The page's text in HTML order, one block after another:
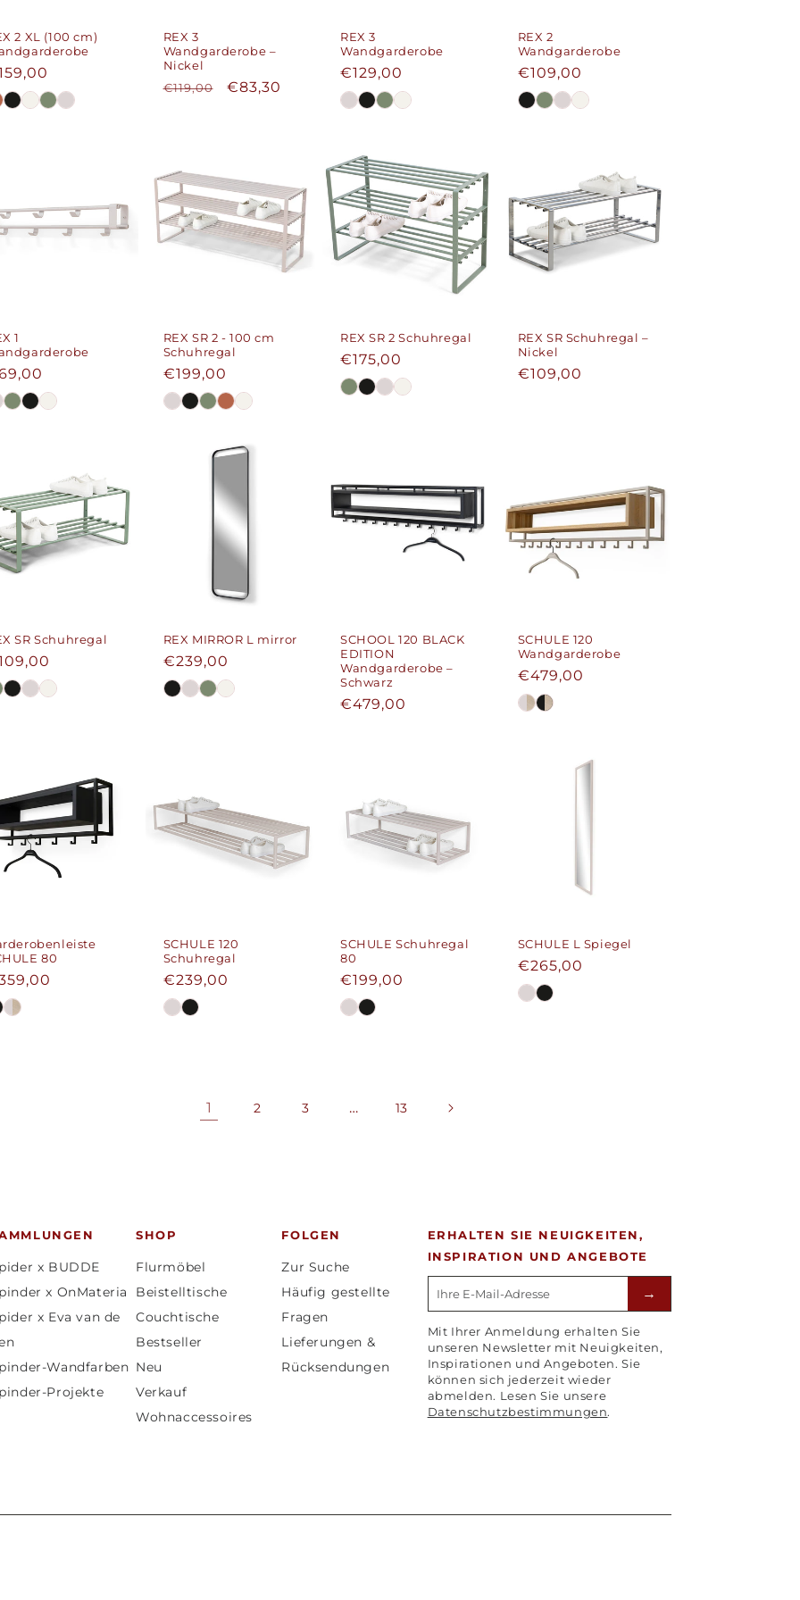
2 XL (100 cm)
REX 3
Wandgarderobe –
Nickel
Normaler
€119,00 Verkaufspreis
€83,30
REX 3
Wandgarderobe
Normaler
Preis
€129,00
REX 2
Wandgarderobe
Normaler
Preis
€109,00
1
REX SR 2 - 100 cm
Schuhregal
Normaler
Preis
€199,00
REX SR 2 Schuhregal
Normaler
Preis
€175,00
REX SR Schuhregal –
Nickel
Normaler
€109,00
SR Schuhregal REX MIRROR L mirror
Normaler
Preis
€239,00
SCHOOL 120 BLACK
EDITION
Wandgarderobe –
Schwarz
Normaler
€479,00
SCHULE 120
Wandgarderobe
Normaler
Preis
€479,00
80
SCHULE 120
Schuhregal
Normaler
Preis
€239,00
SCHULE Schuhregal
80
Normaler
Preis
€199,00
SCHULE L Spiegel
Normaler
Preis
€265,00
1 2 3 … 13
x BUDDE
x OnMateria
x Eva van de
Wandfarben
Projekte
SHOP
Flurmöbel
Beistelltische
Couchtische
Bestseller
Neu
Verkauf
Wohnaccessoires
FOLGEN
Zur Suche
Häufig gestellte
Fragen
Lieferungen &
Rücksendungen
ERHALTEN SIE NEUIGKEITEN,
INSPIRATION UND ANGEBOTE
E-mailadres →
Mit Ihrer Anmeldung erhalten Sie
unseren Newsletter mit Neuigkeiten,
Inspirationen und Angeboten. Sie
können sich jederzeit wieder
abmelden. Lesen Sie unsere
Datenschutzbestimmungen.